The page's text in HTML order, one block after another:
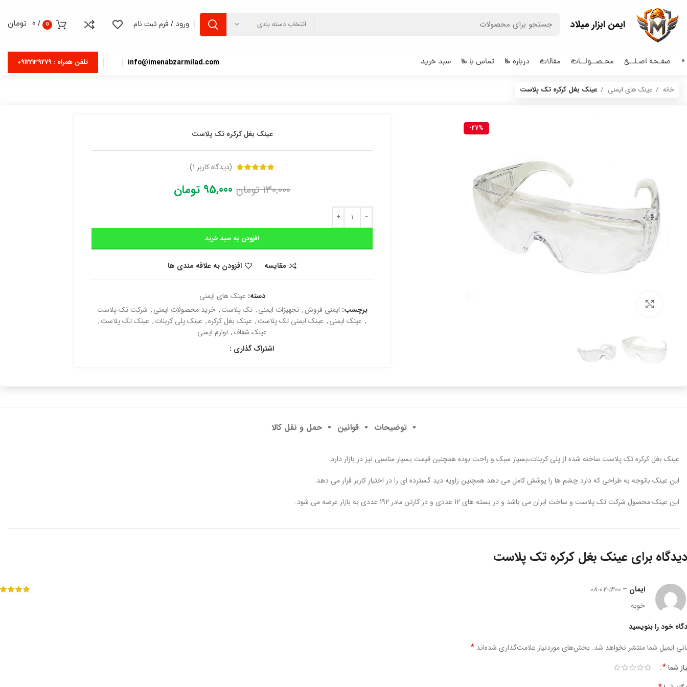
ایمن ابزار میلاد انتخاب دسته بندی ورود / فرم ثبت نام 0
/
0 تومان
صفـحه اصـلــی محـصــولــات مقالات درباره ما تماس با ما سبد خرید info@imenabzarmilad.com تلفن همراه : 09122139279
خانه عینک های ایمنی عینک بغل کرکره تک پلاست
-27%
عینک بغل کرکره تک پلاست
(دیدگاه کاربر 1
)
130,000 تومان 95,000 تومان
افزودن به سبد خرید
مقایسه افزودن به علاقه مندی ها
دسته: عینک های ایمنی
برچسب: ایمنی فروش, تجهیزات ایمنی, تک پلاست, خرید محصولات ایمنی, شرکت تک پلاست
, عینک ایمنی, عینک ایمنی تک پلاست, عینک بغل کرکره, عینک پلی کربنات, عینک تک پلاست,
عینک شفاف, لوازم ایمنی
اشتراک گذاری :
توضیحات قوانین حمل و نقل کالا
عینک بغل کرکره تک پلاست ساخنه شده از پلی کربنات،بسیار سبک و راحت بوده همچنین قیمت بسیار مناسبی نیز در بازار دارد.
این عینک باتوجه به طراحی که دارد چشم ها را پوشش کامل می دهد همچنین زاویه دید گسترده ای را در اختیار کاربر قرار می دهد.
این عینک محصول شرکت تک پلاست و ساخت ایران می باشد و در بسته های 12 عددی و در کارتن مادر 192 عددی به بازار عرضه می شود.
عینک بغل کرکره تک پلاست
ایمان –
1400-07-08
خوبه
خود را بنویسید
ایمیل شما منتشر نخواهد شد. بخش‌های موردنیاز علامت‌گذاری شده‌اند *
شما*